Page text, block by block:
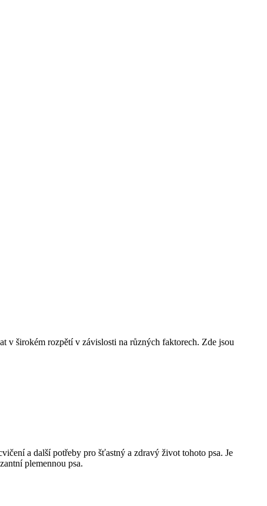
v širokém rozpětí v závislosti na různých faktorech. Zde jsou
a další potřeby pro šťastný a zdravý život tohoto psa. Je
plemennou psa.